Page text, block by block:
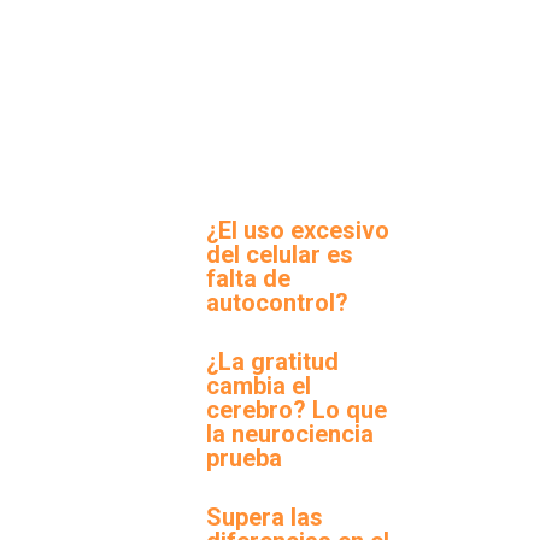
¿El uso excesivo
del celular es
falta de
autocontrol?
¿La gratitud
cambia el
cerebro? Lo que
la neurociencia
prueba
Supera las